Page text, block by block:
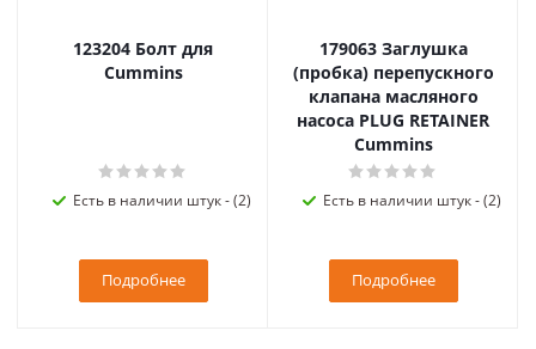
123204 Болт для
Cummins
Есть в наличии штук - (2)
Подробнее
179063 Заглушка
(пробка) перепускного
клапана масляного
насоса PLUG RETAINER
Cummins
Есть в наличии штук - (2)
Подробнее